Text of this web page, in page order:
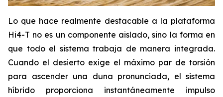
Lo que hace realmente destacable a la plataforma
Hi4-T no es un componente aislado, sino la forma en
que todo el sistema trabaja de manera integrada.
Cuando el desierto exige el máximo par de torsión
para ascender una duna pronunciada, el sistema
híbrido proporciona instantáneamente impulso